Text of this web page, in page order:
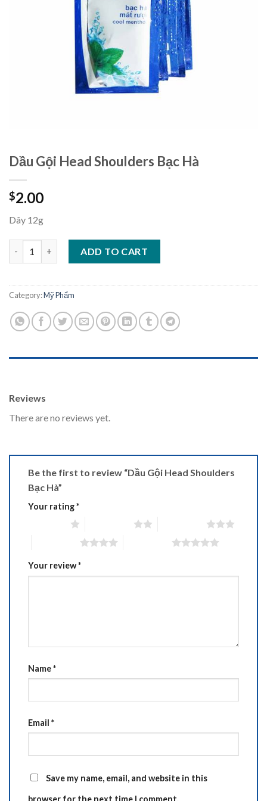
Dầu Gội Head Shoulders Bạc Hà
$2.00
Dây 12g
ADD TO CART
Category:Mỹ Phẩm
Reviews
There are no reviews yet.
Be the first to review “Dầu Gội Head Shoulders
Bạc Hà”
Your rating*
Your review*
Name*
Email *
Save my name, email, and website in this
browser for the next time I comment.